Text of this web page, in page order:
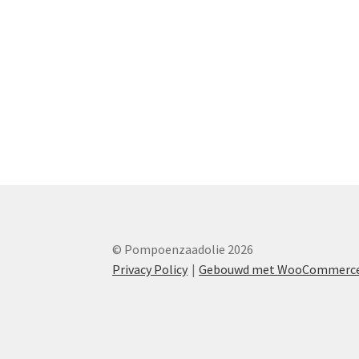
© Pompoenzaadolie 2026
Privacy Policy
Gebouwd met